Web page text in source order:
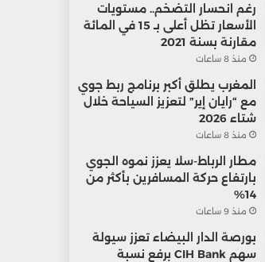
رغم انحسار التضخم.. مستويات
الأسعار تظل أعلى بـ 15 في المائة
مقارنة بسنة 2021
منذ 8 ساعات
المغرب يطلق أكبر برنامج ربط جوي
مع “رايان إير” لتعزيز السياحة خلال
شتاء 2026
منذ 8 ساعات
مطار الرباط-سلا يعزز نموه الجوي
بارتفاع حركة المسافرين بأكثر من
14%
منذ 9 ساعات
بورصة الدار البيضاء تعزز سيولة
سهم CIH Bank برفع نسبة